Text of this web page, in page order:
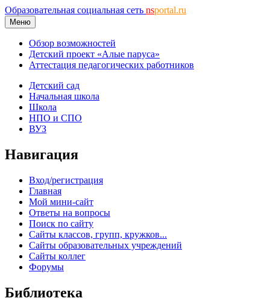
Образовательная социальная сеть nsportal.ru
Меню
Обзор возможностей
Детский проект «Алые паруса»
Аттестация педагогических работников
Детский сад
Начальная школа
Школа
НПО и СПО
ВУЗ
Навигация
Вход/регистрация
Главная
Мой мини-сайт
Ответы на вопросы
Поиск по сайту
Сайты классов, групп, кружков...
Сайты образовательных учреждений
Сайты коллег
Форумы
Библиотека